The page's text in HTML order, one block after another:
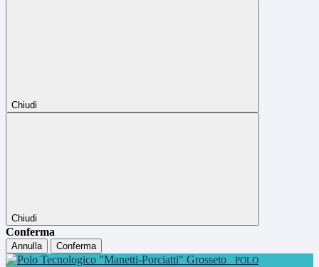
Chiudi
Chiudi
Conferma
Annulla
Conferma
POLO